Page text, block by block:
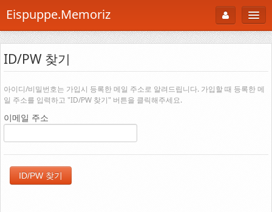
Eispuppe.Memoriz
About
AboutTori
Photo
B Cut
Portfolio
ID/PW 찾기
아이디/비밀번호는 가입시 등록한 메일 주소로 알려드립니다. 가입할 때 등록한 메
일 주소를 입력하고 "ID/PW 찾기" 버튼을 클릭해주세요.
이메일 주소